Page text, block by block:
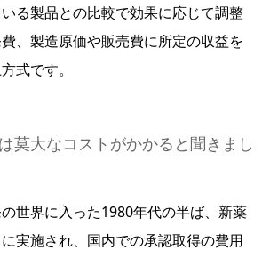
る製品との比較で効果に応じて調整
、製造原価や販売費に所定の収益を
式です。
莫大なコストがかかると聞きまし
世界に入った1980年代の半ば、新薬
実施され、国内での承認取得の費用